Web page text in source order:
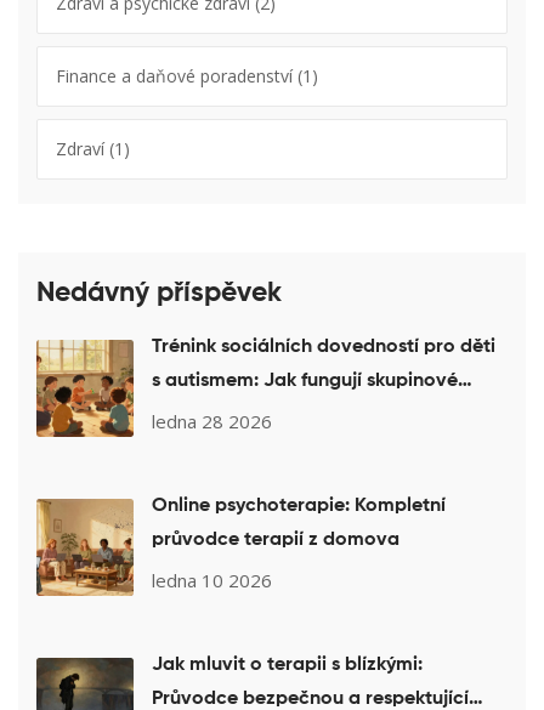
Finance a daňové poradenství(1)
Zdraví(1)
Nedávný příspěvek
Trénink sociálních dovedností pro děti
s autismem: Jak fungují skupinové
programy a co je důležité vědět
ledna 28 2026
Online psychoterapie: Kompletní
průvodce terapií z domova
ledna 10 2026
Jak mluvit o terapii s blízkými:
Průvodce bezpečnou a respektující